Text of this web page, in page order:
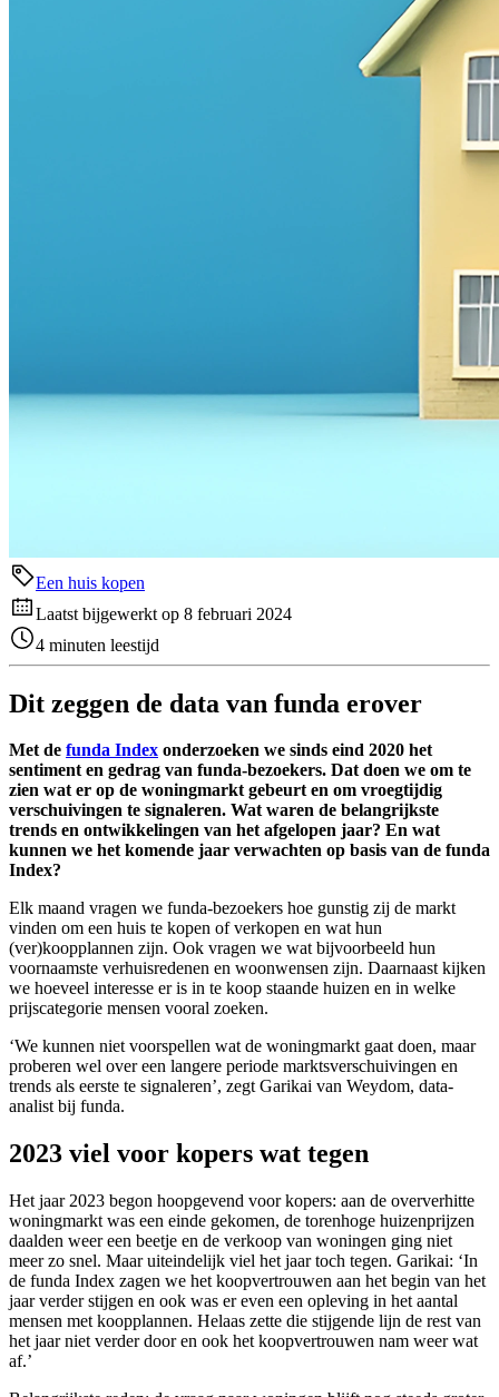
Een huis kopen
Laatst bijgewerkt op 8 februari 2024
4 minuten leestijd
Dit zeggen de data van funda erover
Met de funda Index onderzoeken we sinds eind 2020 het
sentiment en gedrag van funda-bezoekers. Dat doen we om te
zien wat er op de woningmarkt gebeurt en om vroegtijdig
verschuivingen te signaleren. Wat waren de belangrijkste
trends en ontwikkelingen van het afgelopen jaar? En wat
kunnen we het komende jaar verwachten op basis van de funda
Index?
Elk maand vragen we funda-bezoekers hoe gunstig zij de markt
vinden om een huis te kopen of verkopen en wat hun
(ver)koopplannen zijn. Ook vragen we wat bijvoorbeeld hun
voornaamste verhuisredenen en woonwensen zijn. Daarnaast kijken
we hoeveel interesse er is in te koop staande huizen en in welke
prijscategorie mensen vooral zoeken.
‘We kunnen niet voorspellen wat de woningmarkt gaat doen, maar
proberen wel over een langere periode marktsverschuivingen en
trends als eerste te signaleren’, zegt Garikai van Weydom, data-
analist bij funda.
2023 viel voor kopers wat tegen
Het jaar 2023 begon hoopgevend voor kopers: aan de oververhitte
woningmarkt was een einde gekomen, de torenhoge huizenprijzen
daalden weer een beetje en de verkoop van woningen ging niet
meer zo snel. Maar uiteindelijk viel het jaar toch tegen. Garikai: ‘In
de funda Index zagen we het koopvertrouwen aan het begin van het
jaar verder stijgen en ook was er even een opleving in het aantal
mensen met koopplannen. Helaas zette die stijgende lijn de rest van
het jaar niet verder door en ook het koopvertrouwen nam weer wat
af.’